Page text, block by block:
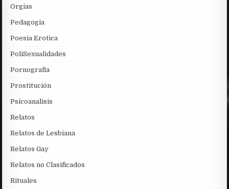
Orgias
Pedagogia
Poesia Erotica
PoliSexualidades
Pornografia
Prostitución
Psicoanalisis
Relatos
Relatos de Lesbiana
Relatos Gay
Relatos no Clasificados
Rituales